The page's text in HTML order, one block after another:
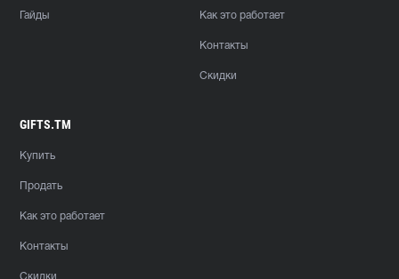
Гайды Как это работает
Контакты
Скидки
GIFTS.TM
Купить
Продать
Как это работает
Контакты
Скидки